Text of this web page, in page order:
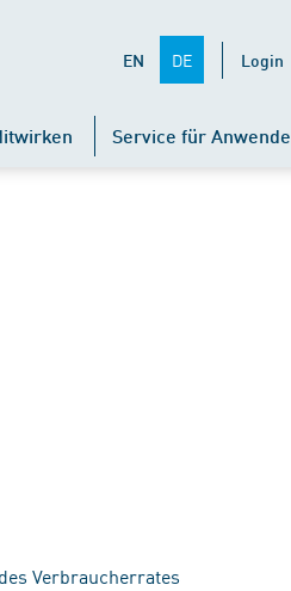
EN DE Login
Service für
Verbraucherrates